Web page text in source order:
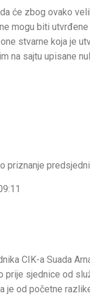
će zbog ovako
mogu biti
stvarne koja je
na sajtu upisane
priznanje
CIK-a Suada
prije sjednice od
je od početne